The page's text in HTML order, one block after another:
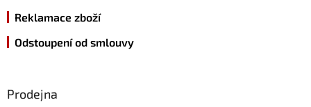
Reklamace zboží
Odstoupení od smlouvy
Prodejna